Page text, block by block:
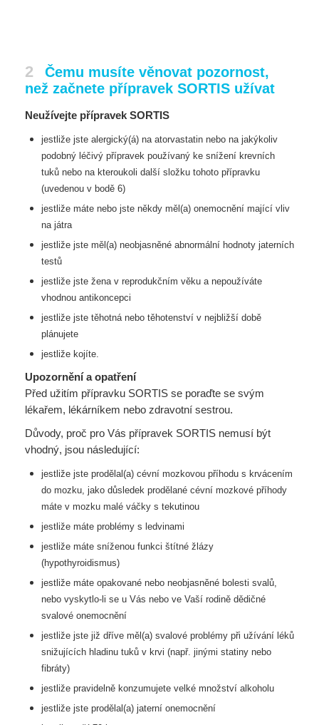
2
Čemu musíte věnovat pozornost,
než začnete přípravek SORTIS užívat
Neužívejte přípravek SORTIS
jestliže jste alergický(á) na atorvastatin nebo na jakýkoliv
podobný léčivý přípravek používaný ke snížení krevních
tuků nebo na kteroukoli další složku tohoto přípravku
(uvedenou v bodě 6)
jestliže máte nebo jste někdy měl(a) onemocnění mající vliv
na játra
jestliže jste měl(a) neobjasněné abnormální hodnoty jaterních
testů
jestliže jste žena v reprodukčním věku a nepoužíváte
vhodnou antikoncepci
jestliže jste těhotná nebo těhotenství v nejbližší době
plánujete
jestliže kojíte.
Upozornění a opatření
Před užitím přípravku SORTIS se poraďte se svým
lékařem, lékárníkem nebo zdravotní sestrou.
Důvody, proč pro Vás přípravek SORTIS nemusí být
vhodný, jsou následující:
jestliže jste prodělal(a) cévní mozkovou příhodu s krvácením
do mozku, jako důsledek prodělané cévní mozkové příhody
máte v mozku malé váčky s tekutinou
jestliže máte problémy s ledvinami
jestliže máte sníženou funkci štítné žlázy
(hypothyroidismus)
jestliže máte opakované nebo neobjasněné bolesti svalů,
nebo vyskytlo-li se u Vás nebo ve Vaší rodině dědičné
svalové onemocnění
jestliže jste již dříve měl(a) svalové problémy při užívání léků
snižujících hladinu tuků v krvi (např. jinými statiny nebo
fibráty)
jestliže pravidelně konzumujete velké množství alkoholu
jestliže jste prodělal(a) jaterní onemocnění